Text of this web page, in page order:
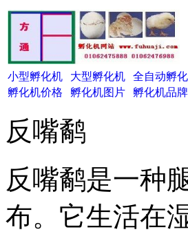
小型孵化机 大型孵化机 全自动孵
孵化机价格
孵化机图片 孵化机品牌
反嘴鹬
反嘴鹬是一种
布。它生活在